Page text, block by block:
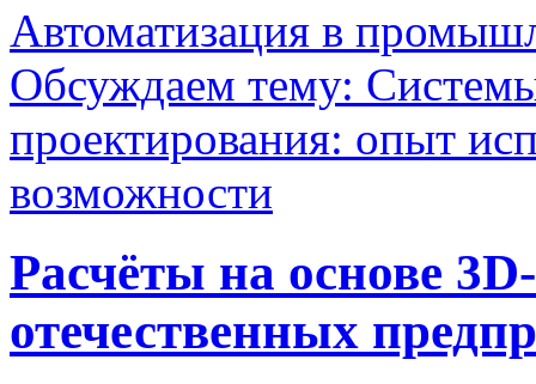
Автоматизация в
Обсуждаем тему:
проектирования: опыт
возможности
Расчёты на основе
отечественных